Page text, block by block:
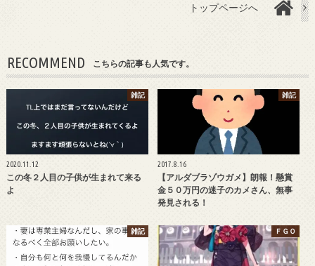
トップページへ
RECOMMEND こちらの記事も人気です。
雑記
2020.11.12
この冬２人目の子供が生まれて来る
よ
雑記
2017.8.16
【アルダブラゾウガメ】朗報！懸賞
金５０万円の迷子のカメさん、無事
発見される！
雑記 ＦＧＯ